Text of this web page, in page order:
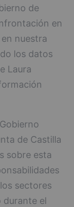
de
en
nuestra
los datos
Laura
de Castilla
sobre esta
sectores
durante el